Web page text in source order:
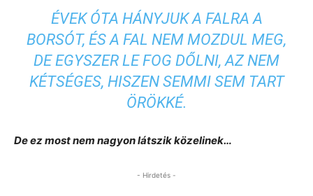
ÉVEK ÓTA HÁNYJUK A FALRA A
BORSÓT, ÉS A FAL NEM MOZDUL MEG,
DE EGYSZER LE FOG DŐLNI, AZ NEM
KÉTSÉGES, HISZEN SEMMI SEM TART
ÖRÖKKÉ.
De ez most nem nagyon látszik közelinek…
- Hirdetés -